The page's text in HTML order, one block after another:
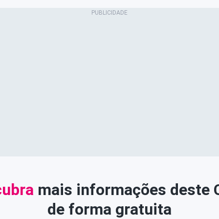
mais informações deste
de forma gratuita